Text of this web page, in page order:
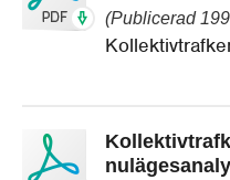
(Publicerad